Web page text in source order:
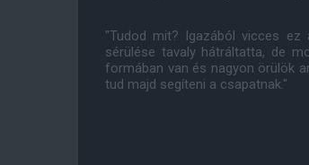
"Tudod mit? Igazából vicces
sérülése tavaly hátráltatta, de
formában van és nagyon örülök
tud majd segíteni a csapatnak."